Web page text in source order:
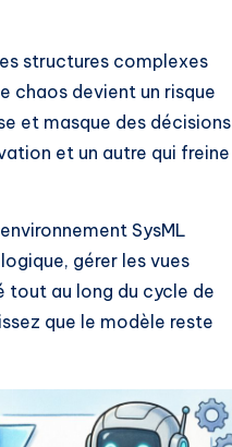
structures complexes
chaos devient un risque
et masque des décisions
et un autre qui freine
SysML
gérer les vues
tout au long du cycle de
que le modèle reste